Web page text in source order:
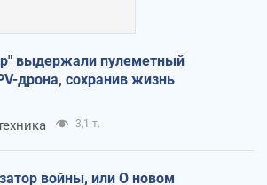
выдержали пулеметный
дрона, сохранив жизнь
3,1 т.
войны, или О новом